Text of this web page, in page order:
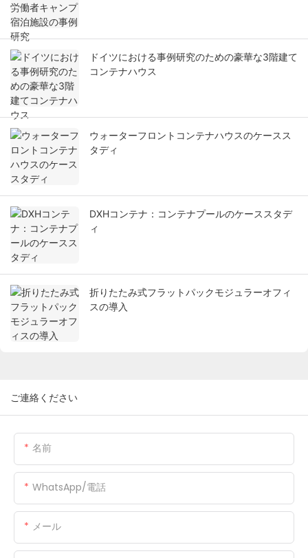
ドイツにおける事例研究のための豪華な3階建て
コンテナハウス
ウォーターフロントコンテナハウスのケースス
タディ
DXHコンテナ：コンテナプールのケーススタデ
ィ
折りたたみ式フラットパックモジュラーオフィ
スの導入
ご連絡ください
名前
WhatsApp/電話
メール